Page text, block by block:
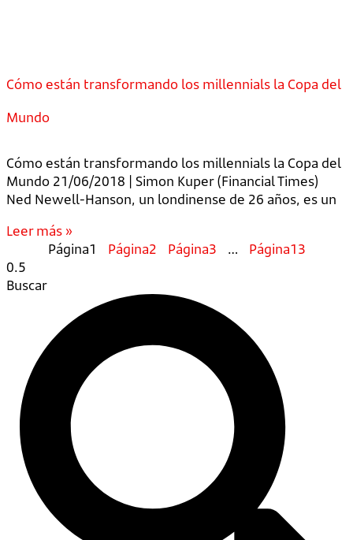
Cómo están transformando los millennials la Copa del
Mundo
Cómo están transformando los millennials la Copa del
Mundo 21/06/2018 | Simon Kuper (Financial Times)
Ned Newell-Hanson, un londinense de 26 años, es un
Leer más »
Página1 Página2 Página3 … Página13
Buscar